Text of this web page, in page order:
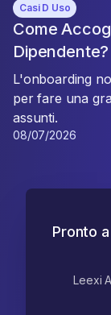
Casi D Uso
Come
Dipendente?
L'onboarding
per fare una
assunti.
08/07/2026
Pronto
Leexi